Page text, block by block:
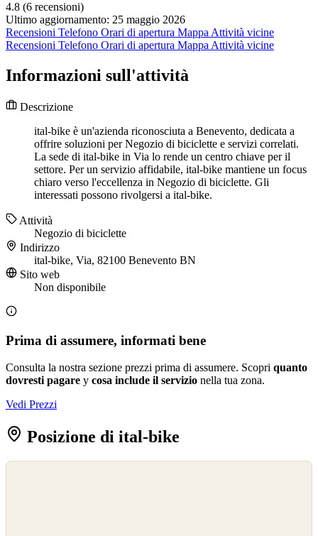
4.8 (6 recensioni)
Ultimo aggiornamento: 25 maggio 2026
Recensioni Telefono Orari di apertura Mappa Attività vicine
Recensioni Telefono Orari di apertura Mappa Attività vicine
Informazioni sull'attività
Descrizione
ital-bike è un'azienda riconosciuta a Benevento, dedicata a
offrire soluzioni per Negozio di biciclette e servizi correlati.
La sede di ital-bike in Via lo rende un centro chiave per il
settore. Per un servizio affidabile, ital-bike mantiene un focus
chiaro verso l'eccellenza in Negozio di biciclette. Gli
interessati possono rivolgersi a ital-bike.
Attività
Negozio di biciclette
Indirizzo
ital-bike, Via, 82100 Benevento BN
Sito web
Non disponibile
Prima di assumere, informati bene
Consulta la nostra sezione prezzi prima di assumere. Scopri quanto
dovresti pagare y cosa include il servizio nella tua zona.
Vedi Prezzi
Posizione di ital-bike